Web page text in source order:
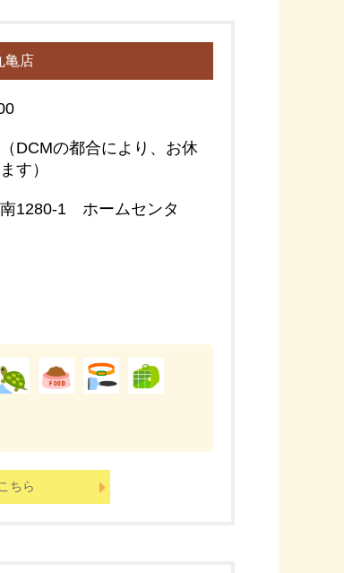
亀店
DCMの都合により、お休
す）
1280-1 ホームセンタ
ちら